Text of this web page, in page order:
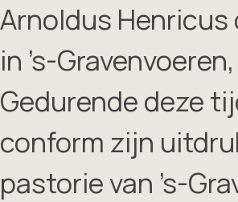
Arnoldus Henricus
in ’s-
Gedurende deze
conform zijn
pastorie van ’s-